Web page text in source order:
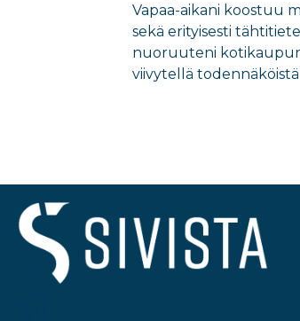
Vapaa-aikani koostuu
sekä erityisesti
nuoruuteni
viivytellä